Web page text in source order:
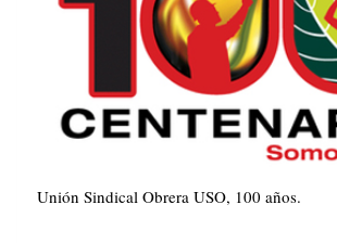
Unión Sindical Obrera USO, 100 años.